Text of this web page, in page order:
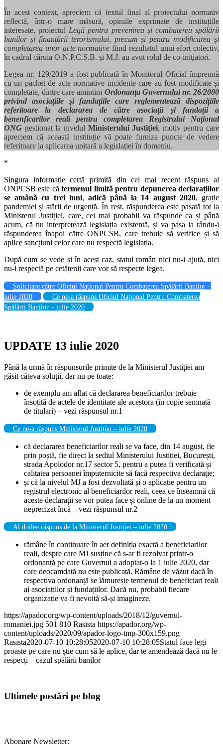
În acest context, apreciem că textul final al proiectului normativ
reflectă, într-o mare măsură, opiniile exprimate de instituțiile
interesate, proiectul Legii pentru prevenirea şi combaterea spălării
banilor şi finanţării terorismului, precum și pentru modificarea și
completarea unor acte normative fiind rezultatul unui efort colectiv,
în cadrul căruia O.N.P.C.S.B. şi M.J. au avut rolul de co-iniţiatori.
Legea nr. 129/2019 a fost publicată în Monitorul Oficial împreună
cu un pachet de acte normative incidente care au fost modificate și
completate, dintre care amintim Ordonanța Guvernului nr. 26/2000
privind asociațiile și fundațiile care reglementează dispozițiile
referitoare la declararea de către asociații și fundații a
benenficarilor reali pentru completarea Registrului Național
ONG gestionat la nivelul Ministerului Justiției, motiv pentru care
apreciem că această instituție vă poate furniza puncte de vedere
referitoare la aplicarea unitară a legislației în domeniu.
*
Singura informație certă primită din cel mai recent răspuns al
ONPCSB este cătermenul limită pentru depunerea declarațiilor
se amână cu trei luni, adică până la 14 august 2020, grație
pandemiei și stării de urgență. În rest, răspunderea este pasată tot la
Ministerul Justiției, care, cel mai probabil va răspunde ca și până
acum, că nu interpretează legislația existentă, și va pasa la rându-i
răspunderea înapoi către ONPCSB, care trebuie să verifice și să
aplice sancțiuni celor care nu respectă legislația.
După cum se vede și în acest caz, statul român nici nu-i ajută, nici
nu-i respectă pe cetățenii care vor să respecte legea.
Solicitare către Oficiul Național Pentru Combaterea Spălării Banilor –
iulie 2020
Ce ne-a răspuns Oficiul Național Pentru Combaterea
Spălării Banilor – iulie 2020
UPDATE 13 iulie 2020
Până la urmă în răspunsurile primite de la Ministerul Justiției am
găsit câteva soluții, dar nu pe toate:
de exemplu am aflat că declararea beneficiarilor trebuie
însoțită de actele de identitate ale acestora (în copie semnată
de titulari) – vezi răspunsul nr.1
Ce ne-a răspuns Ministerul Justiției – iulie 2020
că declararea beneficiarilor reali se va face, din 14 august, fie
prin poștă, fie direct la sediul Ministerului Justiției, București,
strada Apolodor nr.17 sector 5, pentru a putea fi verificată și
calitatea persoanei împuternicite să facă respectiva declarație;
și că la nivelul MJ a fost dezvoltată și o aplicație pentru un
registrul electronic al beneficiarilor reali, ceea ce înseamnă că
aceste declarații se vor putea face și online de la un moment
neprecizat încă – vezi răspunsul nr.2
Al doilea răspuns de la Ministerul Justiției – iulie 2020
rămâne în continuare în aer definiția exactă a beneficiarilor
reali, despre care MJ susține că s-ar fi rezolvat printr-o
ordonanță pe care Guvernul a adoptat-o la 1 iulie 2020, dar
care deocamdată nu este publicată. Rămâne de văzut dacă în
respectiva ordonanță se lămurește termenul de beneficiari reali
ai asociațiilor și fundațiilor. Dacă nu, probabil fiecare
organizație va fi nevoită să-și imagineze.
https://apador.org/wp-content/uploads/2018/12/guvernul-
romaniei.jpg 501 810 Rasista https://apador.org/wp-
content/uploads/2020/09/apador-logo-tmp-300x159.png
Rasista2020-07-10 10:28:052020-07-10 10:28:05Statul face legi
proaste pe care nu știe cum să le aplice, dar te amendează dacă nu le
respecți – cazul spălării banilor
Ultimele postări pe blog
Abonare Newsletter: